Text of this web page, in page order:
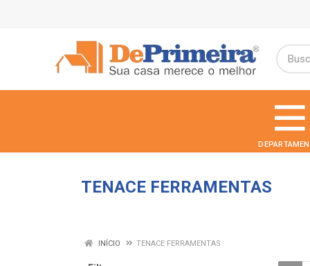
TENACE FERRAMENTAS
INÍCIO TENACE FERRAMENTAS